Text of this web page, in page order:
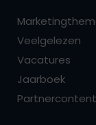
Veelgelezen
Vacatures
Jaarboek
Partnercontent